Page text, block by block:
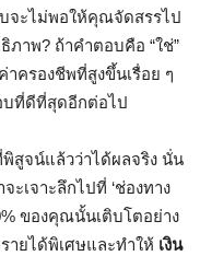
จะไม่พอให้คุณจัดสรรไป
ภาพ? ถ้าคำตอบคือ “ใช่”
ครองชีพที่สูงขึ้นเรื่อย ๆ
บที่ดีที่สุดอีกต่อไป
สูจน์แล้วว่าได้ผลจริง นั่น
ะเจาะลึกไปที่ ‘ช่องทาง
ของคุณนั้นเติบโตอย่าง
ายได้พิเศษและทำให้ เงิน